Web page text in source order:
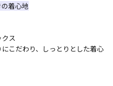
着心地
ス
こだわり、しっとりとした着心